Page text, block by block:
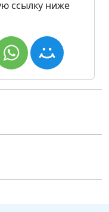
ссылку ниже